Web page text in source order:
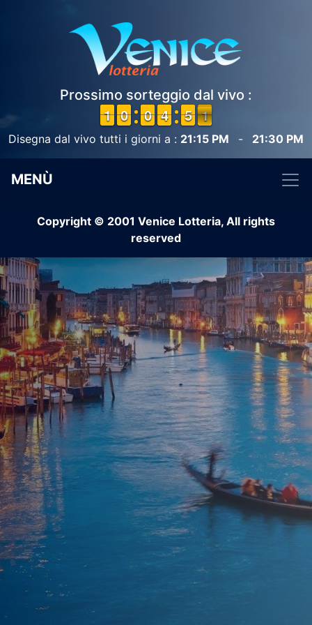
Prossimo sorteggio dal vivo :
1
1
1
1 9
9
0
0 9
9
0
0 3
3
4
4 4
4
5
5 1
0
Disegna dal vivo tutti i giorni a : 21:15 PM - 21:30 PM
MENÙ
Copyright © 2001 Venice Lotteria, All rights
reserved